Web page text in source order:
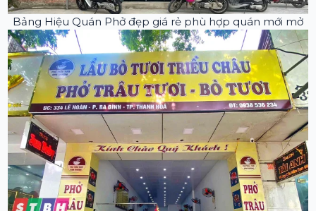
Bảng Hiệu Quán Phở đẹp giá rẻ phù hợp quán mới mở